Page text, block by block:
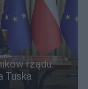
rządu.
Tuska